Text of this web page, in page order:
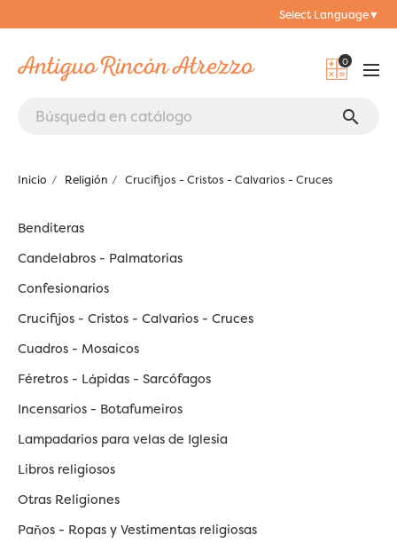
Select Language▼
0
search
Inicio Religión Crucifijos - Cristos - Calvarios - Cruces
Benditeras
Candelabros - Palmatorias
Confesionarios
Crucifijos - Cristos - Calvarios - Cruces
Cuadros - Mosaicos
Féretros - Lápidas - Sarcófagos
Incensarios - Botafumeiros
Lampadarios para velas de Iglesia
Libros religiosos
Otras Religiones
Paños - Ropas y Vestimentas religiosas